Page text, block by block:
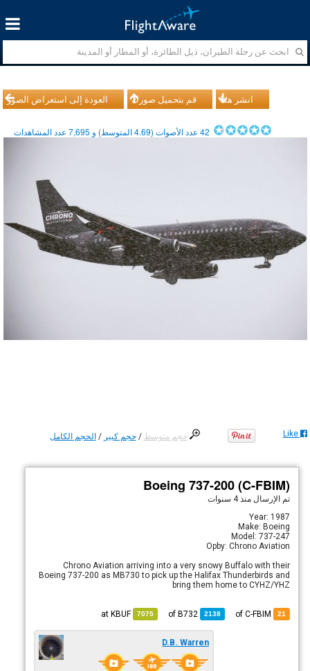
العودة إلى استعراض الصور قم بتحميل صورك انشر هذا
42عدد الأصوات (4.69المتوسط) و 7,695عدد المشاهدات
حجم متوسط /حجم كبير /الحجم الكامل Like
Boeing 737-200 (C-FBIM)
تم الإرسالمنذ 4 سنوات
Year: 1987
Make: Boeing
Model: 737-247
Opby: Chrono Aviation
Chrono Aviation arriving into a very snowy Buffalo with their
Boeing 737-200 as MB730 to pick up the Halifax Thunderbirds and
bring them home to CYHZ/YHZ
21
2138
B732
7075
at
KBUF
D.B. Warren